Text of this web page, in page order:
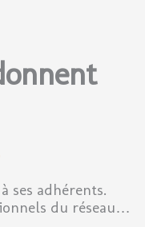
ses adhérents.
du réseau…